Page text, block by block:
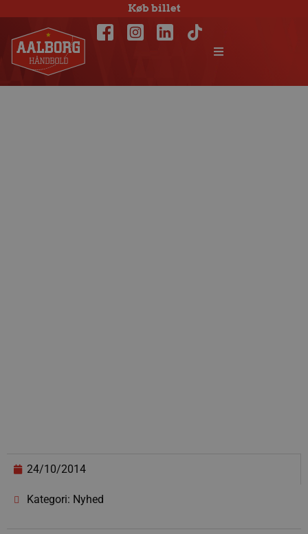
Køb billet
24/10/2014
Kategori: Nyhed